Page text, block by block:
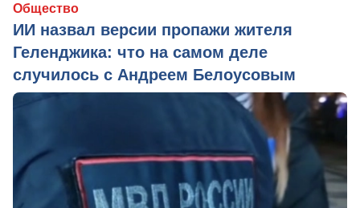
Общество
ИИ назвал версии пропажи жителя
Геленджика: что на самом деле
случилось с Андреем Белоусовым